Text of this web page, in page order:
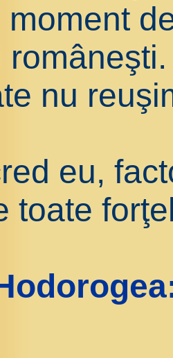
moment
româneşti.
nu
eu,
toate